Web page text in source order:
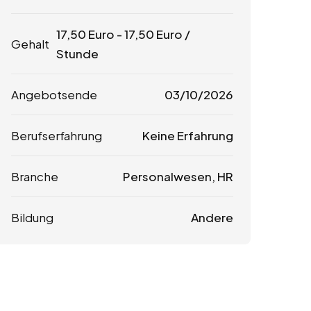
Gehalt
17,50 Euro -17,50 Euro /
Stunde
Angebotsende 03/10/2026
Berufserfahrung Keine Erfahrung
Branche Personalwesen, HR
Bildung Andere